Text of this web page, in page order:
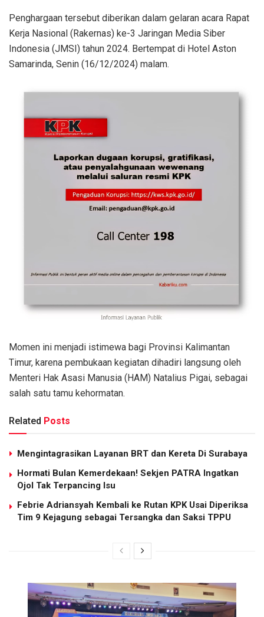
Penghargaan tersebut diberikan dalam gelaran acara Rapat
Kerja Nasional (Rakernas) ke-3 Jaringan Media Siber
Indonesia (JMSI) tahun 2024. Bertempat di Hotel Aston
Samarinda, Senin (16/12/2024) malam.
Momen ini menjadi istimewa bagi Provinsi Kalimantan
Timur, karena pembukaan kegiatan dihadiri langsung oleh
Menteri Hak Asasi Manusia (HAM) Natalius Pigai, sebagai
salah satu tamu kehormatan.
Related Posts
Mengintagrasikan Layanan BRT dan Kereta Di Surabaya
Hormati Bulan Kemerdekaan! Sekjen PATRA Ingatkan
Ojol Tak Terpancing Isu
Febrie Adriansyah Kembali ke Rutan KPK Usai Diperiksa
Tim 9 Kejagung sebagai Tersangka dan Saksi TPPU